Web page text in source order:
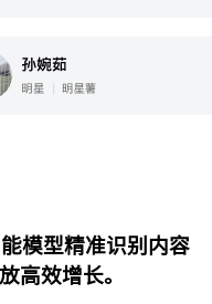
模型精准识别内容
高效增长。